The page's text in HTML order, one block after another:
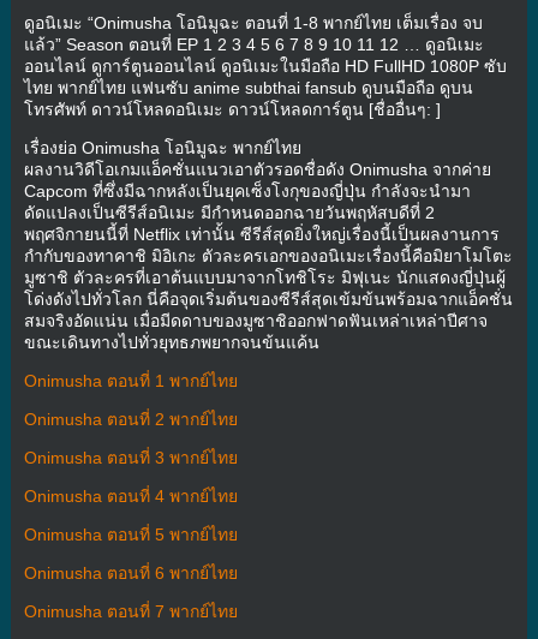
ดูอนิเมะ “Onimusha โอนิมูฉะ ตอนที่ 1-8 พากย์ไทย เต็มเรื่อง จบ
แล้ว” Season ตอนที่ EP 1 2 3 4 5 6 7 8 9 10 11 12 … ดูอนิเมะ
ออนไลน์ ดูการ์ตูนออนไลน์ ดูอนิเมะในมือถือ HD FullHD 1080P ซับ
ไทย พากย์ไทย แฟนซับ anime subthai fansub ดูบนมือถือ ดูบน
โทรศัพท์ ดาวน์โหลดอนิเมะ ดาวน์โหลดการ์ตูน [ชื่ออื่นๆ: ]
เรื่องย่อ Onimusha โอนิมูฉะ พากย์ไทย
ผลงานวิดีโอเกมแอ็คชั่นแนวเอาตัวรอดชื่อดัง Onimusha จากค่าย
Capcom ที่ซึ่งมีฉากหลังเป็นยุคเซ็งโงกุของญี่ปุ่น กำลังจะนำมา
ดัดแปลงเป็นซีรีส์อนิเมะ มีกำหนดออกฉายวันพฤหัสบดีที่ 2
พฤศจิกายนนี้ที่ Netflix เท่านั้น ซีรีส์สุดยิ่งใหญ่เรื่องนี้เป็นผลงานการ
กำกับของทาคาชิ มิอิเกะ ตัวละครเอกของอนิเมะเรื่องนี้คือมิยาโมโตะ
มูซาชิ ตัวละครที่เอาต้นแบบมาจากโทชิโระ มิฟุเนะ นักแสดงญี่ปุ่นผู้
โด่งดังไปทั่วโลก นี่คือจุดเริ่มต้นของซีรีส์สุดเข้มข้นพร้อมฉากแอ็คชั่น
สมจริงอัดแน่น เมื่อมีดดาบของมูซาชิออกฟาดฟันเหล่าเหล่าปีศาจ
ขณะเดินทางไปทั่วยุทธภพยากจนข้นแค้น
Onimusha ตอนที่ 1 พากย์ไทย
Onimusha ตอนที่ 2 พากย์ไทย
Onimusha ตอนที่ 3 พากย์ไทย
Onimusha ตอนที่ 4 พากย์ไทย
Onimusha ตอนที่ 5 พากย์ไทย
Onimusha ตอนที่ 6 พากย์ไทย
Onimusha ตอนที่ 7 พากย์ไทย